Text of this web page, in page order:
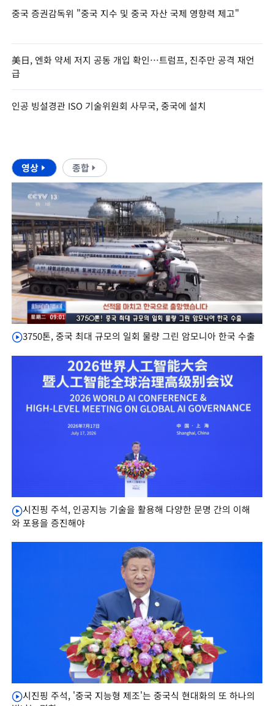
중국 증권감독위 "중국 지수 및 중국 자산 국제 영향력 제고"
美日, 엔화 약세 저지 공동 개입 확인…트럼프, 진주만 공격 재언
급
인공 빙설경관 ISO 기술위원회 사무국, 중국에 설치
영상 종합
3750톤, 중국 최대 규모의 일회 물량 그린 암모니아 한국 수출
시진핑 주석, 인공지능 기술을 활용해 다양한 문명 간의 이해
와 포용을 증진해야
시진핑 주석, '중국 지능형 제조'는 중국식 현대화의 또 하나의